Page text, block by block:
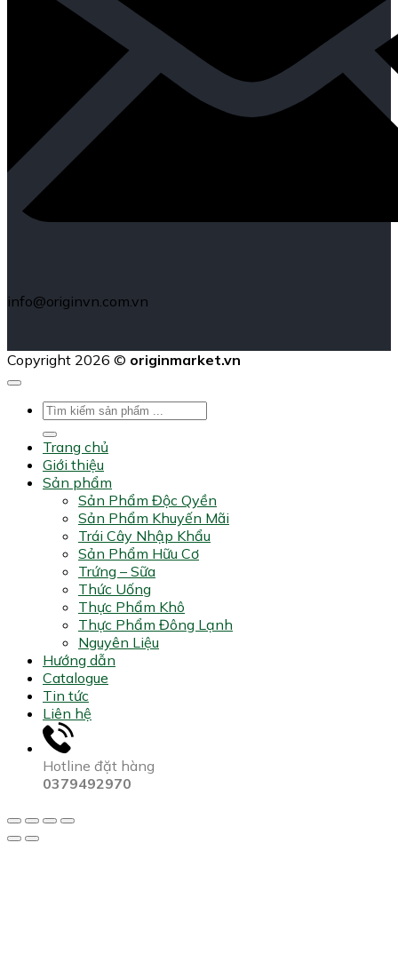
info@originvn.com.vn
Copyright 2026 © originmarket.vn
Tìm
kiếm:
Trang chủ
Giới thiệu
Sản phẩm
Sản Phẩm Độc Qyền
Sản Phẩm Khuyến Mãi
Trái Cây Nhập Khẩu
Sản Phẩm Hữu Cơ
Trứng – Sữa
Thức Uống
Thực Phẩm Khô
Thực Phẩm Đông Lạnh
Nguyên Liệu
Hướng dẫn
Catalogue
Tin tức
Liên hệ
Hotline đặt hàng
0379492970